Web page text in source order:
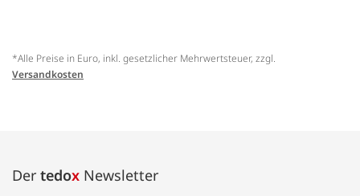
*Alle Preise in Euro, inkl. gesetzlicher Mehrwertsteuer, zzgl.
Versandkosten
Der tedox Newsletter